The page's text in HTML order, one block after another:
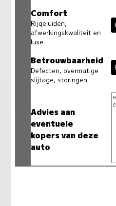
Comfort
Rijgeluiden,
afwerkingskwaliteit en
luxe
Betrouwbaarheid
Defecten, overmatige
slijtage, storingen
Advies aan
eventuele
kopers van deze
auto